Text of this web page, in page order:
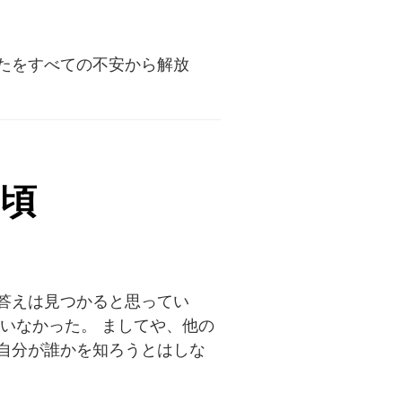
をすべての不安から解放
えは見つかると思ってい
なかった。 ましてや、他の
分が誰かを知ろうとはしな